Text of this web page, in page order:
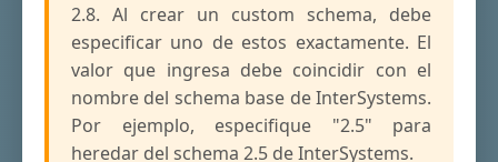
2.8. Al crear un custom schema, debe
especificar uno de estos exactamente. El
valor que ingresa debe coincidir con el
nombre del schema base de InterSystems.
Por ejemplo, especifique "2.5" para
heredar del schema 2.5 de InterSystems.